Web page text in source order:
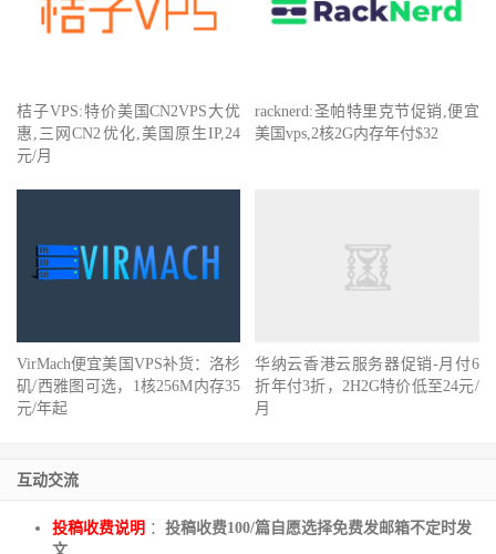
桔子VPS:特价美国CN2VPS大优
惠,三网CN2优化,美国原生IP,24
元/月
racknerd:圣帕特里克节促销,便宜
美国vps,2核2G内存年付$32
VirMach便宜美国VPS补货：洛杉
矶/西雅图可选，1核256M内存35
元/年起
华纳云香港云服务器促销-月付6
折年付3折，2H2G特价低至24元/
月
互动交流
投稿收费说明 ： 投稿收费100/篇自愿选择免费发邮箱不定时发
文